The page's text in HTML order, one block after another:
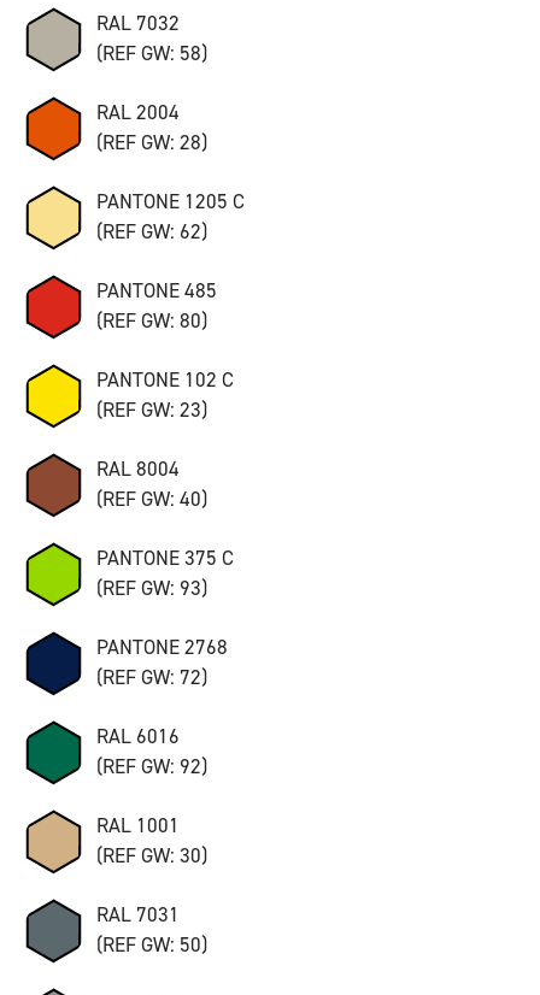
RAL 7032
(REF GW: 58)
RAL 2004
(REF GW: 28)
PANTONE 1205 C
(REF GW: 62)
PANTONE 485
(REF GW: 80)
PANTONE 102 C
(REF GW: 23)
RAL 8004
(REF GW: 40)
PANTONE 375 C
(REF GW: 93)
PANTONE 2768
(REF GW: 72)
RAL 6016
(REF GW: 92)
RAL 1001
(REF GW: 30)
RAL 7031
(REF GW: 50)